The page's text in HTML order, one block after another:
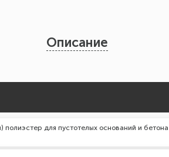
Описание
полиэстер для пустотелых оснований и бетона